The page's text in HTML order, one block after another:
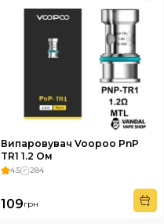
Випаровувач Voopoo PnP
TR1 1.2 Ом
4.5 284
109грн